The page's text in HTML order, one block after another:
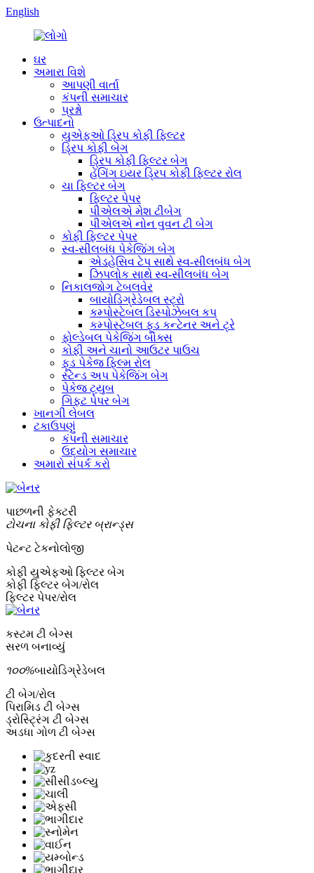
English
ઘર
અમારા વિશે
આપણી વાર્તા
કંપની સમાચાર
પ્રશ્નો
ઉત્પાદનો
યુએફઓ ડ્રિપ કોફી ફિલ્ટર
ડ્રિપ કોફી બેગ
ડ્રિપ કોફી ફિલ્ટર બેગ
હેંગિંગ ઇયર ડ્રિપ કોફી ફિલ્ટર રોલ
ચા ફિલ્ટર બેગ
ફિલ્ટર પેપર
પીએલએ મેશ ટીબેગ
પીએલએ નોન વુવન ટી બેગ
કોફી ફિલ્ટર પેપર
સ્વ-સીલબંધ પેકેજિંગ બેગ
એડહેસિવ ટેપ સાથે સ્વ-સીલબંધ બેગ
ઝિપલોક સાથે સ્વ-સીલબંધ બેગ
નિકાલજોગ ટેબલવેર
બાયોડિગ્રેડેબલ સ્ટ્રો
કમ્પોસ્ટેબલ ડિસ્પોઝેબલ કપ
કમ્પોસ્ટેબલ ફૂડ કન્ટેનર અને ટ્રે
ફોલ્ડેબલ પેકેજિંગ બોક્સ
કોફી અને ચાનો આઉટર પાઉચ
ફૂડ પેકેજ ફિલ્મ રોલ
સ્ટેન્ડ અપ પેકેજિંગ બેગ
પેકેજ ટ્યુબ
ગિફ્ટ પેપર બેગ
ખાનગી લેબલ
ટકાઉપણું
કંપની સમાચાર
ઉદ્યોગ સમાચાર
અમારો સંપર્ક કરો
પાછળની ફેક્ટરી
ટોચના કોફી ફિલ્ટર બ્રાન્ડ્સ
પેટન્ટ ટેકનોલોજી
કોફી યુએફઓ ફિલ્ટર બેગ
કોફી ફિલ્ટર બેગ/રોલ
ફિલ્ટર પેપર/રોલ
કસ્ટમ ટી બેગ્સ
સરળ બનાવ્યું
૧૦૦%બાયોડિગ્રેડેબલ
ટી બેગ/રોલ
પિરામિડ ટી બેગ્સ
ડ્રોસ્ટ્રિંગ ટી બેગ્સ
અડધા ગોળ ટી બેગ્સ